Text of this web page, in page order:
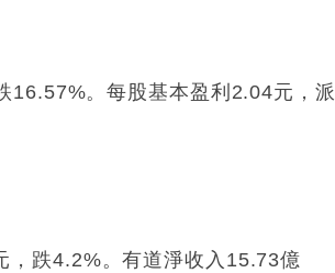
16.57%。每股基本盈利2.04元，派
，跌4.2%。有道淨收入15.73億